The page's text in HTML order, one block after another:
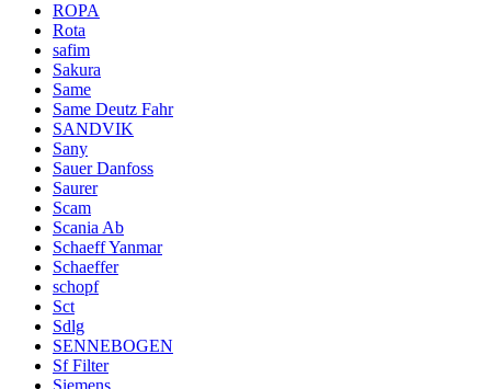
ROPA
Rota
safim
Sakura
Same
Same Deutz Fahr
SANDVIK
Sany
Sauer Danfoss
Saurer
Scam
Scania Ab
Schaeff Yanmar
Schaeffer
schopf
Sct
Sdlg
SENNEBOGEN
Sf Filter
Siemens